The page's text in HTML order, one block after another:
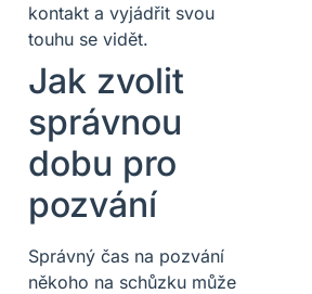
kontakt a vyjádřit svou
touhu se vidět.
Jak zvolit
správnou
dobu pro
pozvání
Správný čas na pozvání
někoho na schůzku může